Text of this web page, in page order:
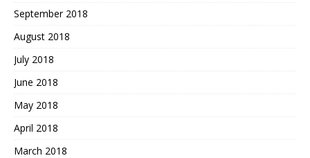
September 2018
August 2018
July 2018
June 2018
May 2018
April 2018
March 2018